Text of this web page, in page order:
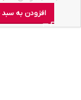
افزودن به سبد